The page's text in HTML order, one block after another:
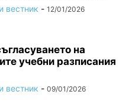
вестник - 12/01/2026
на
учебни разписания
вестник - 09/01/2026